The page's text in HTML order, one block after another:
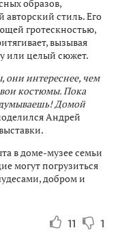
образов,
авторский стиль. Его
гротескностью,
вызывая
или целый сюжет.
они интереснее, чем
костюмы. Пока
Домой
Андрей
в доме-музее семьи
могут погрузиться
добром и
11 1